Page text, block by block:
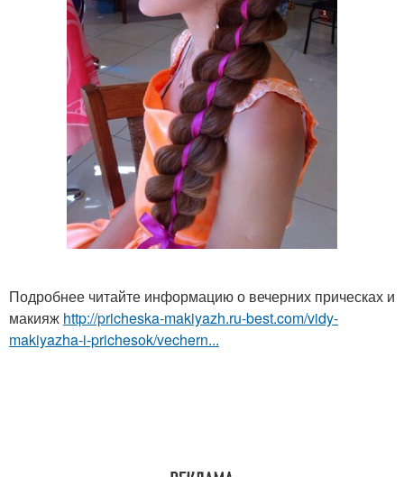
Подробнее читайте информацию о вечерних прическах и
макияж http://pricheska-makiyazh.ru-best.com/vidy-
makiyazha-i-prichesok/vechern...